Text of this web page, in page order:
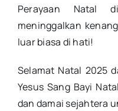
Perayaan Natal
meninggalkan
luar biasa di hati!
Selamat Natal 2025
Yesus Sang Bayi
dan damai sejahtera